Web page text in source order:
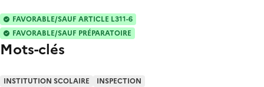
FAVORABLE/SAUF ARTICLE L311-6
FAVORABLE/SAUF PRÉPARATOIRE
Mots-clés
INSTITUTION SCOLAIRE INSPECTION